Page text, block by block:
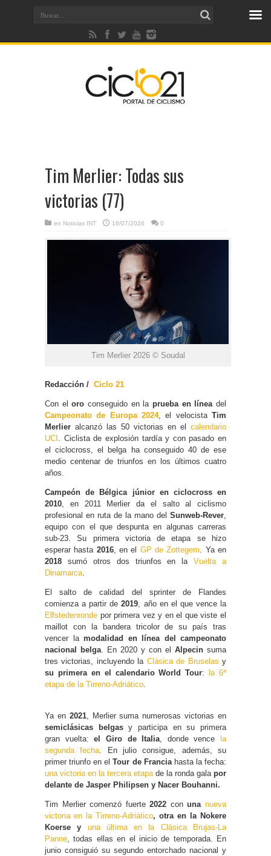
Tim Merlier: Todas sus
victorias (77)
en Noticias INT 16/07/2026 0
Tim Merlier 2026 © Soudal
Redacción / Ciclo 21
Con eloro conseguido en laprueba en líneadel
Campeonato de Europa 2024, el velocista Tim
Merlier alcanzó las 50 victorias en el calendario
UCI . Ciclista de explosión tardía y con pasado en
el ciclocross, el belga ha conseguido 40 de ese
medio centenar de triunfos en los últimos cuatro
años.
Campeón de Bélgica júnior en ciclocross en
2010, en 2011 Merlier da el salto al ciclismo
profesional en ruta de la mano del Sunweb-Rever,
equipo con el que despunta en algunas carreras
sub-23. Su primera victoria de etapa se hizo
esperar hasta 2016, en el GP de Zottegem. Ya en
2018 sumó otros dos triunfos en laVuelta a
Dinamarca.
El salto de calidad del sprinter de Flandes
comienza a partir de2019, año en el que vence la
Elfstedenronde por primera vez y en el que viste el
maillot con la bandera tricolor de su país tras
vencer la modalidad en línea del campeonato
nacional belga. En 2020 y con el Alpecin suma
tres victorias, incluyendo la Clásica de Bruselas y
su primera en el calendario World Tour:
la 6ª
etapa de la Tirreno-Adriático.
Ya en 2021, Merlier suma numerosas victorias en
semiclásicas belgasy participa en su primera
gran vuelta:el Giro de Italia, donde vence
la
segunda fecha. En julio consigue, además, su
primer triunfo en elTour de Franciahasta la fecha:
una victoria en la tercera etapade la ronda gala por
delante de Jasper Philipsen y Nacer Bouhanni.
Tim Merlier comenzó fuerte2022 conunanueva
victoria en la Tirreno-Adriático, otra en la Nokere
Koerse y una última en la Clásica Brujas-La
Panne, todas ellas en el inicio de temporada. En
junio consiguió su segundo entorchado nacional y